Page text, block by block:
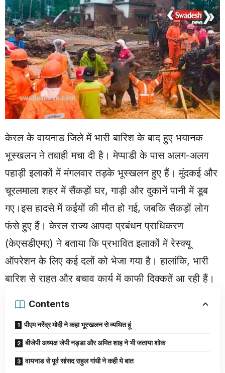
केरल के वायनाड जिले में भारी बारिश के बाद हुए भयानक
भूस्खलन ने तबाही मचा दी है। मेप्पाडी के पास अलग-अलग
पहाड़ी इलाकों में मंगलवार तड़के भूस्खलन हुए हैं। मुंदकई और
चूरलमाला शहर में सैंकड़ों घर, गाड़ी और दुकानें पानी में डूब
गए।इस हादसे में कईयों की मौत हो गई, जबकि सैकड़ों लोग
फंसे हुए हैं। केरल राज्य आपदा प्रबंधन प्राधिकरण
(केएसडीएमए) ने बताया कि प्रभावित इलाकों में रेस्क्यू
ऑपरेशन के लिए कई दलों को भेजा गया है। हालांकि, भारी
बारिश से राहत और बचाव कार्य में काफी दिक्कतें आ रही हैं।
Contents
पीएम नरेंद्र मोदी ने कहा भूस्खलन से व्यथित हूं
बीजेपी अध्यक्ष जेपी नड्डा और अमित शाह ने भी जताया शोक
वायनाड से पूर्व सांसद राहुल गांधी ने कही ये बात